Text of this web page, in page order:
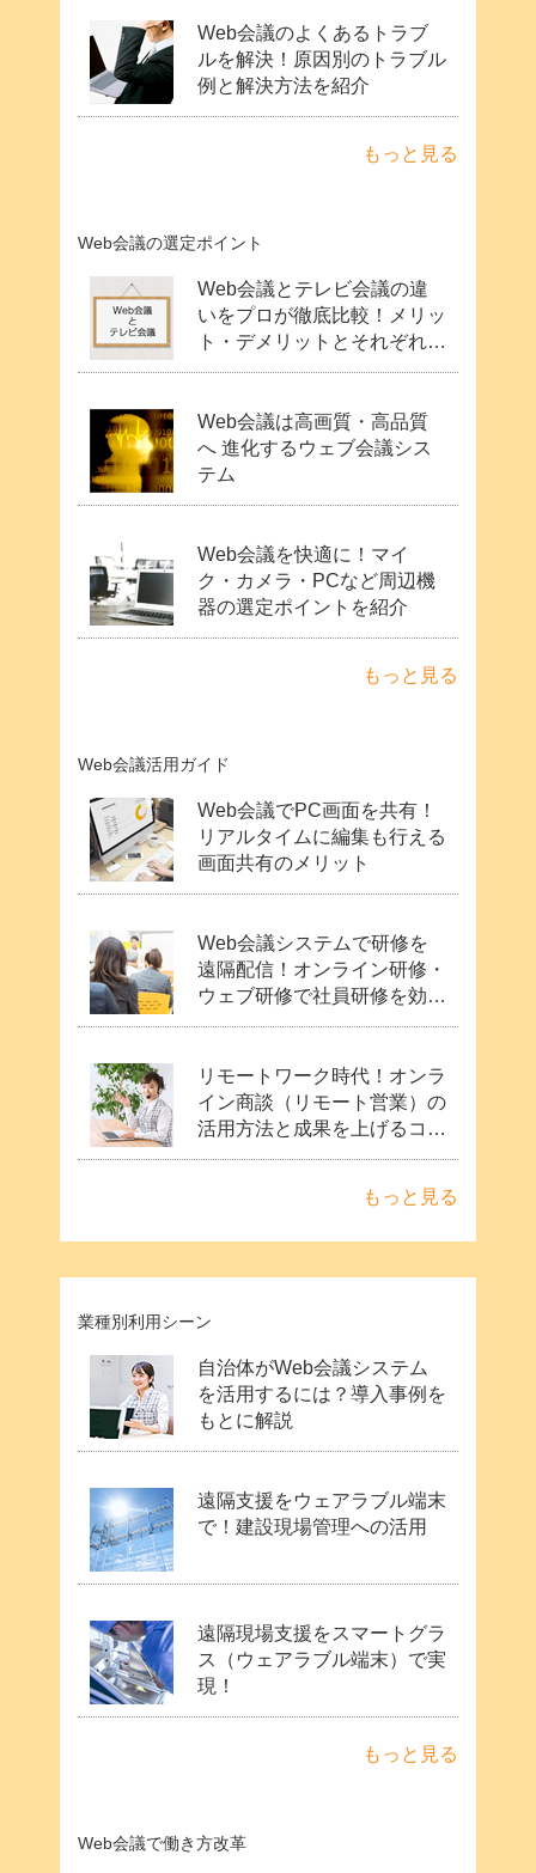
Web会議のよくあるトラブ
ルを解決！原因別のトラブル
例と解決方法を紹介
もっと見る
Web会議の選定ポイント
Web会議とテレビ会議の違
いをプロが徹底比較！メリッ
ト・デメリットとそれぞれの
費用や機能・用途
Web会議は高画質・高品質
へ 進化するウェブ会議シス
テム
Web会議を快適に！マイ
ク・カメラ・PCなど周辺機
器の選定ポイントを紹介
もっと見る
Web会議活用ガイド
Web会議でPC画面を共有！
リアルタイムに編集も行える
画面共有のメリット
Web会議システムで研修を
遠隔配信！オンライン研修・
ウェブ研修で社員研修を効率
化
リモートワーク時代！オンラ
イン商談（リモート営業）の
活用方法と成果を上げるコツ
は？Web会議ツールのメリ
もっと見る
業種別利用シーン
自治体がWeb会議システム
を活用するには？導入事例を
もとに解説
遠隔支援をウェアラブル端末
で！建設現場管理への活用
遠隔現場支援をスマートグラ
ス（ウェアラブル端末）で実
現！
もっと見る
Web会議で働き方改革